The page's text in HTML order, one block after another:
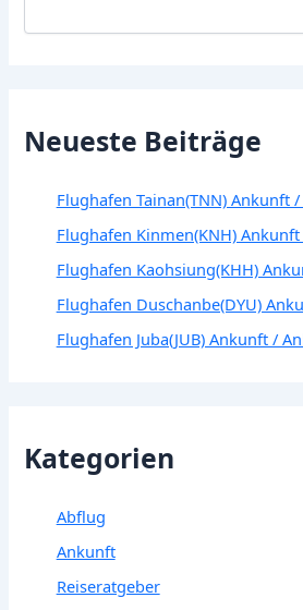
Neueste Beiträge
Flughafen Tainan(TNN) Ankunft
Flughafen Kinmen(KNH)
Flughafen Kaohsiung(KHH)
Flughafen Duschanbe(DYU)
Flughafen Juba(JUB) Ankunft /
Kategorien
Abflug
Ankunft
Reiseratgeber